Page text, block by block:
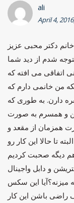
ali
April 4,
دکتر محبی عزیز
شدم از دید شما
اتفاقی می افته که
من خانمی دارم که
بسیاز زیادی به سکس تری سام یا 3نفره دارن. به طوری که
و همسرم به صورت
همزمان از مقعد و
تا حالا این کار رو
و دابل واجینال
این سکس
راضی باشن این کار